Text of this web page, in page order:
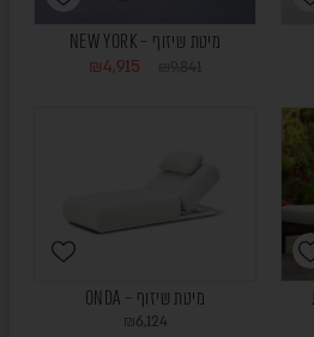
מיטת שיזוף – NEW YORK
9,841
₪4,915
מיטת שיזוף – ONDA
₪6,124